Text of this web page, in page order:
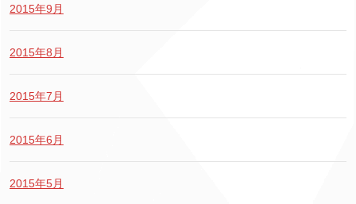
2015年9月
2015年8月
2015年7月
2015年6月
2015年5月